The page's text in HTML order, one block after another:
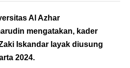
Al Azhar
mengatakan, kader
Iskandar layak diusung
2024.